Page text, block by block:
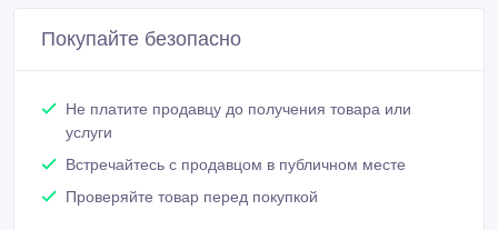
Покупайте безопасно
Не платите продавцу до получения товара или
услуги
Встречайтесь с продавцом в публичном месте
Проверяйте товар перед покупкой